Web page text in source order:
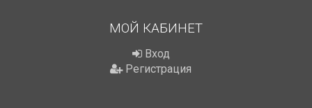
МОЙ КАБИНЕТ
Вход
Регистрация